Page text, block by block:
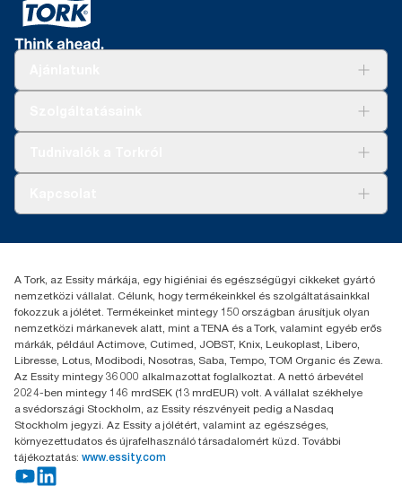
+36 1 392 2176
H-1021 Budapest
Budakeszi út 51.
A Tork, az Essity márkája, egy higiéniai és egészségügyi cikkeket gyártó
nemzetközi vállalat. Célunk, hogy termékeinkkel és szolgáltatásainkkal
fokozzuk a jólétet. Termékeinket mintegy 150 országban árusítjuk olyan
nemzetközi márkanevek alatt, mint a TENA és a Tork, valamint egyéb erős
márkák, például Actimove, Cutimed, JOBST, Knix, Leukoplast, Libero,
Libresse, Lotus, Modibodi, Nosotras, Saba, Tempo, TOM Organic és Zewa.
Az Essity mintegy 36 000 alkalmazottat foglalkoztat. A nettó árbevétel
2024-ben mintegy 146 mrdSEK (13 mrdEUR) volt. A vállalat székhelye
a svédországi Stockholm, az Essity részvényeit pedig a Nasdaq
Stockholm jegyzi. Az Essity a jólétért, valamint az egészséges,
környezettudatos és újrafelhasználó társadalomért küzd. További
tájékoztatás: www.essity.com